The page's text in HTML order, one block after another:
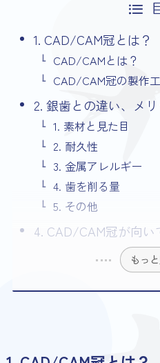
1. CAD/CAM冠とは？
CAD/CAMとは？
CAD/CAM冠の製作
2. 銀歯との違い、メ
1. 素材と見た目
2. 耐久性
3. 金属アレルギー
4. 歯を削る量
5. その他
4. CAD/CAM冠が向い
もっ